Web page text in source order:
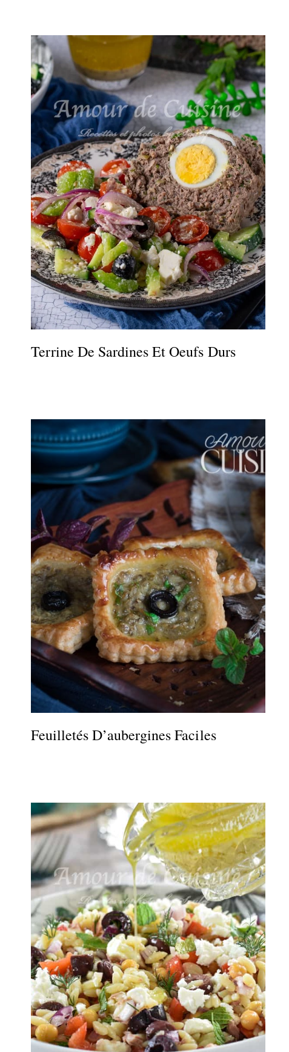
Terrine De Sardines Et Oeufs Durs
Feuilletés D’aubergines Faciles